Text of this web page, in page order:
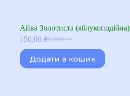
Айва Золотиста (яблукоподібна)
170,00₴
Оригінальна
170,00 ₴.
150,00 ₴Поточна
150,00 ₴.
Додати в кошик